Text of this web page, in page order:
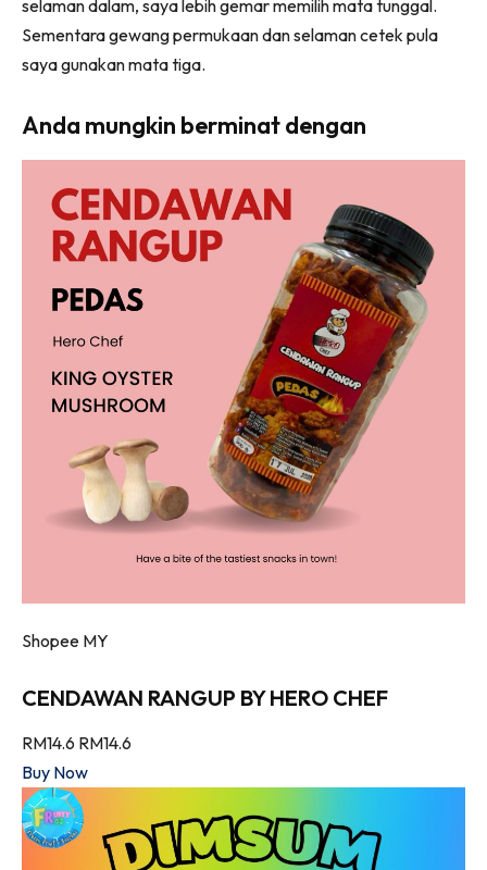
selaman dalam, saya lebih gemar memilih mata tunggal.
Sementara gewang permukaan dan selaman cetek pula
saya gunakan mata tiga.
Anda mungkin berminat dengan
Shopee MY
CENDAWAN RANGUP BY HERO CHEF
RM14.6 RM14.6
Buy Now